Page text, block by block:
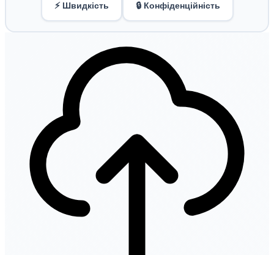
⚡ Швидкість 🔒 Конфіденційність